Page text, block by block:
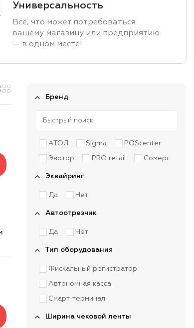
Универсальность
Всё, что может потребоваться
вашему магазину или предприятию
— в одном месте!
Бренд
АТОЛ Sigma POScenter
Эвотор PRO retail Сомерс
Эквайринг
Да Нет
Автоотрезчик
Да Нет
Тип оборудования
Фискальный регистратор
Автономная касса
Смарт-терминал
Ширина чековой ленты